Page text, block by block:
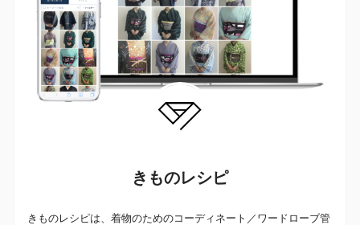
きものレシピ
きものレシピは、着物のためのコーディネート／ワードローブ管